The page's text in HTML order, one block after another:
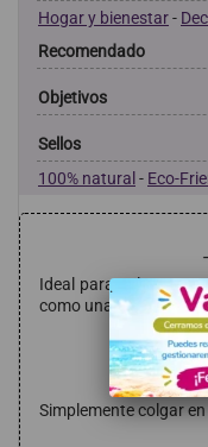
Hogar y bienestar-
Recomendado
Objetivos
Sellos
100% natural- Eco-
Ideal para colocar en
como una bonita
Simplemente colgar